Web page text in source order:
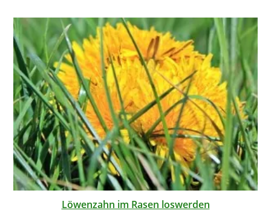
Löwenzahn im Rasen loswerden